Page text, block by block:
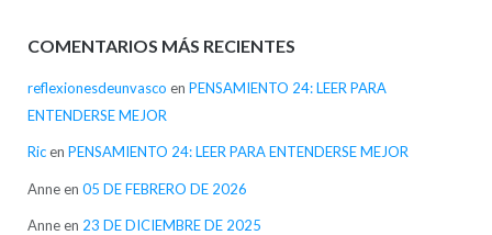
COMENTARIOS MÁS RECIENTES
reflexionesdeunvasco en PENSAMIENTO 24: LEER PARA
ENTENDERSE MEJOR
Ricen PENSAMIENTO 24: LEER PARA ENTENDERSE MEJOR
Anneen 05 DE FEBRERO DE 2026
Anneen 23 DE DICIEMBRE DE 2025